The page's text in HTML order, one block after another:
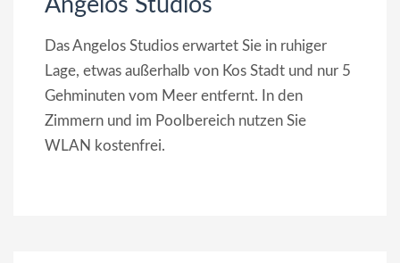
Angelos Studios
Das Angelos Studios erwartet Sie in ruhiger
Lage, etwas außerhalb von Kos Stadt und nur 5
Gehminuten vom Meer entfernt. In den
Zimmern und im Poolbereich nutzen Sie
WLAN kostenfrei.